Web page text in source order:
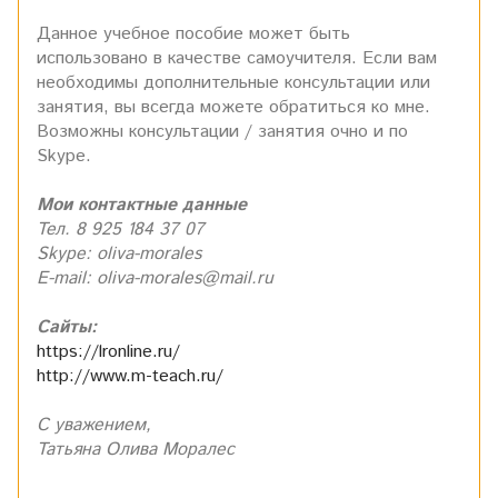
Данное учебное пособие может быть
использовано в качестве самоучителя. Если вам
необходимы дополнительные консультации или
занятия, вы всегда можете обратиться ко мне.
Возможны консультации / занятия очно и по
Skype.
Мои контактные данные
Тел. 8 925 184 37 07
Skype: oliva-morales
E-mail: oliva-morales@mail.ru
Сайты:
https://lronline.ru/
http://www.m-teach.ru/
С уважением,
Татьяна Олива Моралес